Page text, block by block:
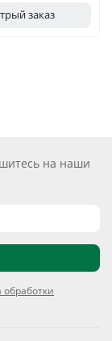
заказ
на наши
обработки